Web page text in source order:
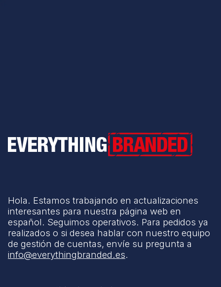
Everything Branded
Hola. Estamos trabajando en actualizaciones
interesantes para nuestra página web en
español. Seguimos operativos. Para pedidos ya
realizados o si desea hablar con nuestro equipo
de gestión de cuentas, envíe su pregunta a
info@everythingbranded.es.